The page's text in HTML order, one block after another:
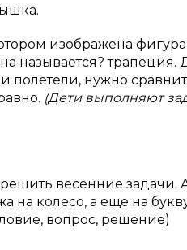
изображена
называется? трапеция.
полетели, нужно
(Дети выполняют
весенние задачи.
на колесо, а еще на
вопрос, решение)